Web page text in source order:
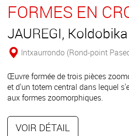
FORMES EN
JAUREGI, Koldobika
Intxaurrondo (Rond-point
Œuvre formée de trois pièces
et d'un totem central dans lequel
aux formes zoomorphiques.
VOIR DÉTAIL